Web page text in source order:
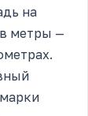
на
метры —